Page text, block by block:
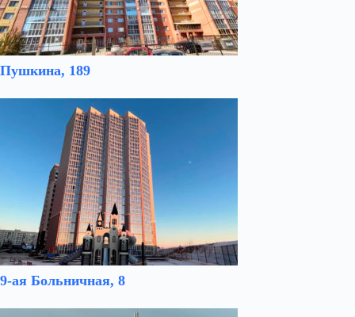
Пушкина, 189
9-ая Больничная, 8